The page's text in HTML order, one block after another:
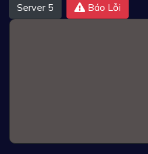
Server 5 Báo Lỗi